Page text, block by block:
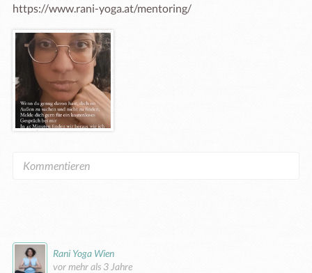
https://www.rani-yoga.at/mentoring/
Rani Yoga Wien
vor mehr als 3 Jahre